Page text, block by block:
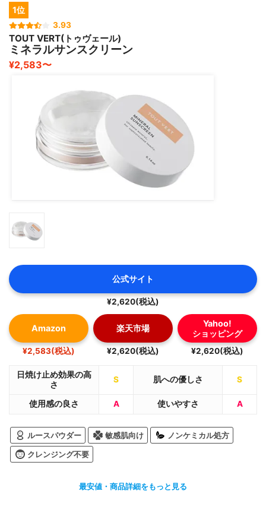
1位
3.93
TOUT VERT(トゥヴェール)
ミネラルサンスクリーン
¥2,583〜
公式サイト
¥2,620(税込)
Amazon
¥2,583(税込)
楽天市場
¥2,620(税込)
Yahoo!
ショッピング
¥2,620(税込)
日焼け止め効果の高
さ
S 肌への優しさ S
使用感の良さ A 使いやすさ A
ルースパウダー 敏感肌向け ノンケミカル処方
クレンジング不要
最安値・商品詳細をもっと見る